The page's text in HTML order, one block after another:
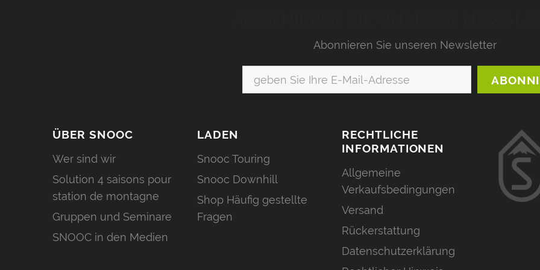
Abonnieren Sie unseren Newsletter
ÜBER SNOOC
Wer sind wir
Solution 4 saisons pour
station de montagne
Gruppen und Seminare
SNOOC in den Medien
LADEN
Snooc Touring
Snooc Downhill
Shop Häufig gestellte
Fragen
RECHTLICHE
INFORMATIONEN
Allgemeine
Verkaufsbedingungen
Versand
Rückerstattung
Datenschutzerklärung